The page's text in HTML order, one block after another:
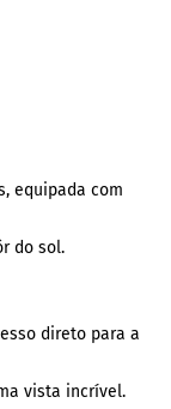
equipada com
do sol.
direto para a
vista incrível.